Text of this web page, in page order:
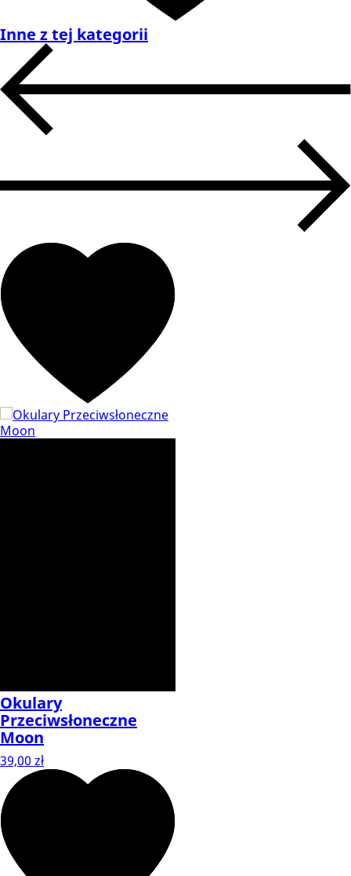
Inne z tej kategorii
Okulary
Przeciwsłoneczne
Moon
39,00 zł